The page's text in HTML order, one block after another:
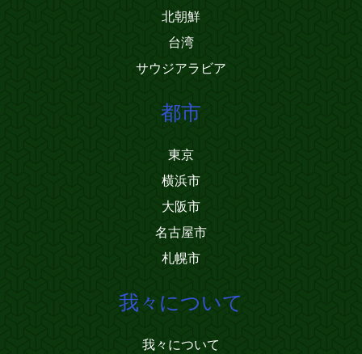
北朝鮮
台湾
サウジアラビア
都市
東京
横浜市
大阪市
名古屋市
札幌市
我々について
我々について